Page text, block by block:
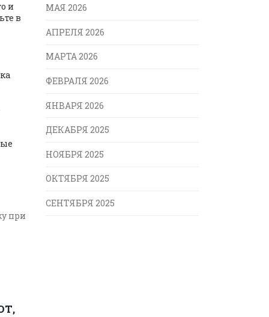
и
в
при
МАЯ 2026
АПРЕЛЯ 2026
МАРТА 2026
ФЕВРАЛЯ 2026
ЯНВАРЯ 2026
ДЕКАБРЯ 2025
НОЯБРЯ 2025
ОКТЯБРЯ 2025
СЕНТЯБРЯ 2025